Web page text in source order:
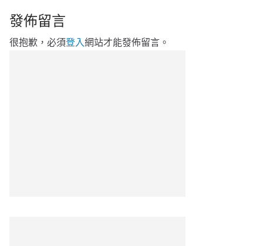
發佈留言
很抱歉，必須登入網站才能發佈留言。